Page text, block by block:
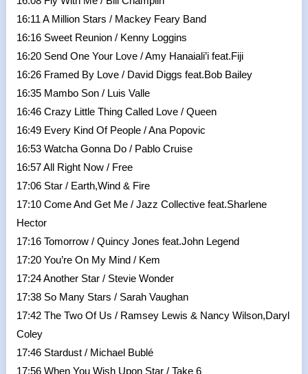
16:11 A Million Stars / Mackey Feary Band
16:16 Sweet Reunion / Kenny Loggins
16:20 Send One Your Love / Amy Hanaiali’i feat.Fiji
16:26 Framed By Love / David Diggs feat.Bob Bailey
16:35 Mambo Son / Luis Valle
16:46 Crazy Little Thing Called Love / Queen
16:49 Every Kind Of People / Ana Popovic
16:53 Watcha Gonna Do / Pablo Cruise
16:57 All Right Now / Free
17:06 Star / Earth,Wind & Fire
17:10 Come And Get Me / Jazz Collective feat.Sharlene
Hector
17:16 Tomorrow / Quincy Jones feat.John Legend
17:20 You’re On My Mind / Kem
17:24 Another Star / Stevie Wonder
17:38 So Many Stars / Sarah Vaughan
17:42 The Two Of Us / Ramsey Lewis & Nancy Wilson,Daryl
Coley
17:46 Stardust / Michael Bublé
17:56 When You Wish Upon Star / Take 6